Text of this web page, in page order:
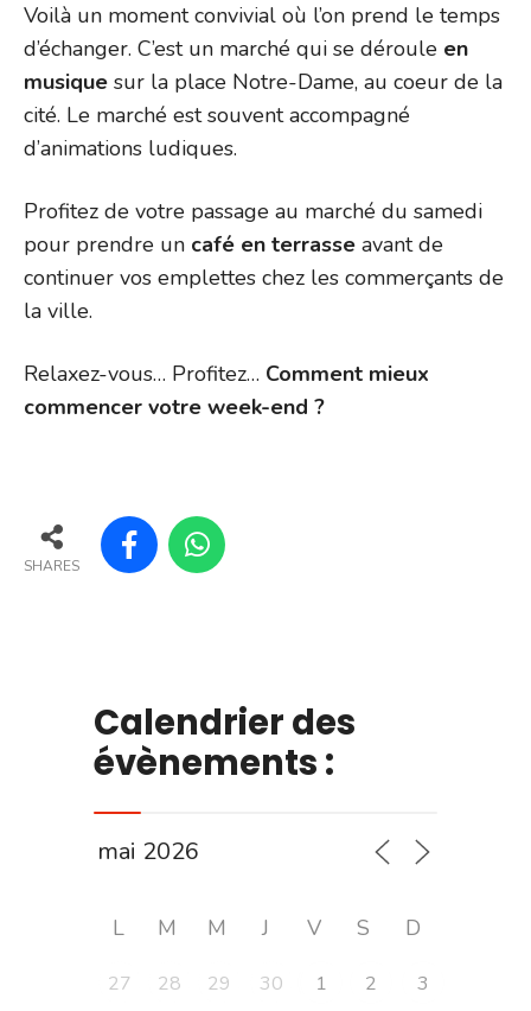
Voilà un moment convivial où l’on prend le temps
d’échanger. C’est un marché qui se déroule en
musique sur la place Notre-Dame, au coeur de la
cité. Le marché est souvent accompagné
d’animations ludiques.
Profitez de votre passage au marché du samedi
pour prendre un café en terrasse avant de
continuer vos emplettes chez les commerçants de
la ville.
Relaxez-vous… Profitez… Comment mieux
commencer votre week-end ?
SHARES
Calendrier des
évènements :
L M M J V S D
27 28 29 30 1 2
3